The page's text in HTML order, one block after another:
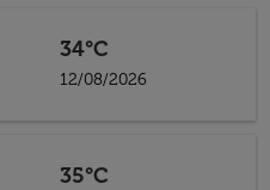
34°C
12/08/2026
35°C